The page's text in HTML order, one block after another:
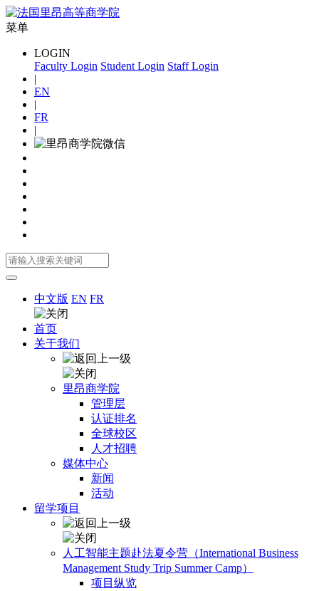
菜单
LOGIN
Faculty Login Student Login Staff Login
|
EN
|
FR
|
中文版 EN FR
首页
关于我们
里昂商学院
管理层
认证排名
全球校区
人才招聘
媒体中心
新闻
活动
留学项目
人工智能主题赴法夏令营（International Business
Management Study Trip Summer Camp）
项目纵览